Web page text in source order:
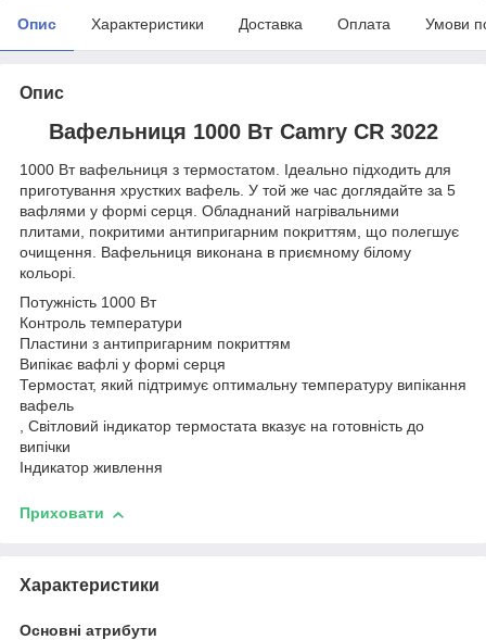
Опис Характеристики Доставка Оплата Умови
Опис
Вафельниця 1000 Вт Camry CR 3022
1000 Вт вафельниця з термостатом. Ідеально підходить для
приготування хрустких вафель. У той же час доглядайте за 5
вафлями у формі серця. Обладнаний нагрівальними
плитами, покритими антипригарним покриттям, що полегшує
очищення. Вафельниця виконана в приємному білому
кольорі.
Потужність 1000 Вт
Контроль температури
Пластини з антипригарним покриттям
Випікає вафлі у формі серця
Термостат, який підтримує оптимальну температуру випікання
вафель
, Світловий індикатор термостата вказує на готовність до
випічки
Індикатор живлення
Приховати
Характеристики
Основні атрибути